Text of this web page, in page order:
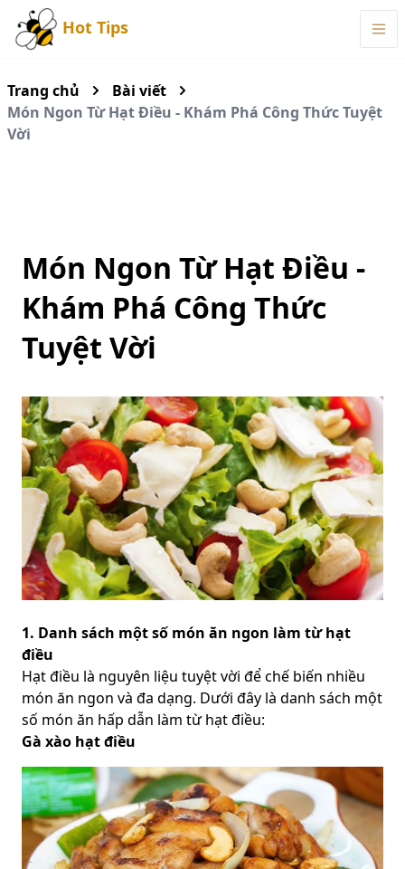
Hot Tips
Trang chủ
Bài viết
Món Ngon Từ Hạt Điều - Khám Phá Công Thức Tuyệt
Vời
Món Ngon Từ Hạt Điều -
Khám Phá Công Thức
Tuyệt Vời
1. Danh sách một số món ăn ngon làm từ hạt
điều
Hạt điều là nguyên liệu tuyệt vời để chế biến nhiều
món ăn ngon và đa dạng. Dưới đây là danh sách một
số món ăn hấp dẫn làm từ hạt điều:
Gà xào hạt điều